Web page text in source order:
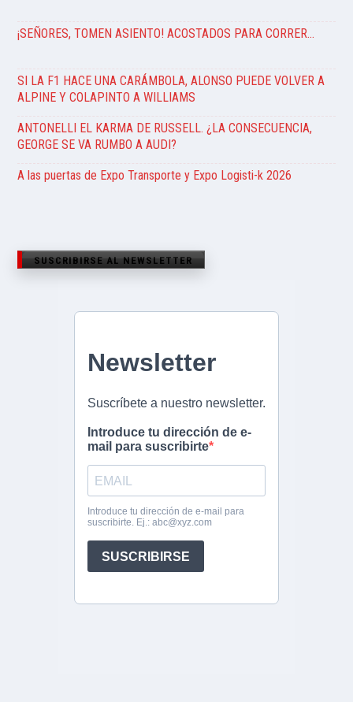
¡SEÑORES, TOMEN ASIENTO! ACOSTADOS PARA CORRER…
SI LA F1 HACE UNA CARÁMBOLA, ALONSO PUEDE VOLVER A
ALPINE Y COLAPINTO A WILLIAMS
ANTONELLI EL KARMA DE RUSSELL. ¿LA CONSECUENCIA,
GEORGE SE VA RUMBO A AUDI?
A las puertas de Expo Transporte y Expo Logisti-k 2026
SUSCRIBIRSE AL NEWSLETTER